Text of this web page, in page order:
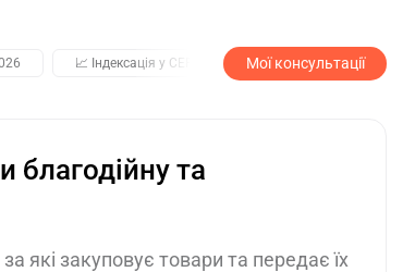
📈 Індексація у СЕРПНІ 2️⃣0️⃣2️⃣7️⃣ Усі
Мої консультації
та
які закуповує товари та передає їх